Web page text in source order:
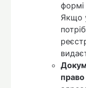
Якщо